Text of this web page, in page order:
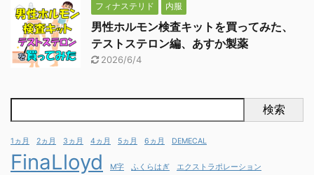
フィナステリド 内服
男性ホルモン検査キットを買ってみた、
テストステロン編、あすか製薬
2026/6/4
検索
1ヵ月 2ヵ月 3ヵ月 4ヵ月 5ヵ月 6ヵ月 DEMECAL
FinaLloyd M字 ふくらはぎ エクストラポレーション